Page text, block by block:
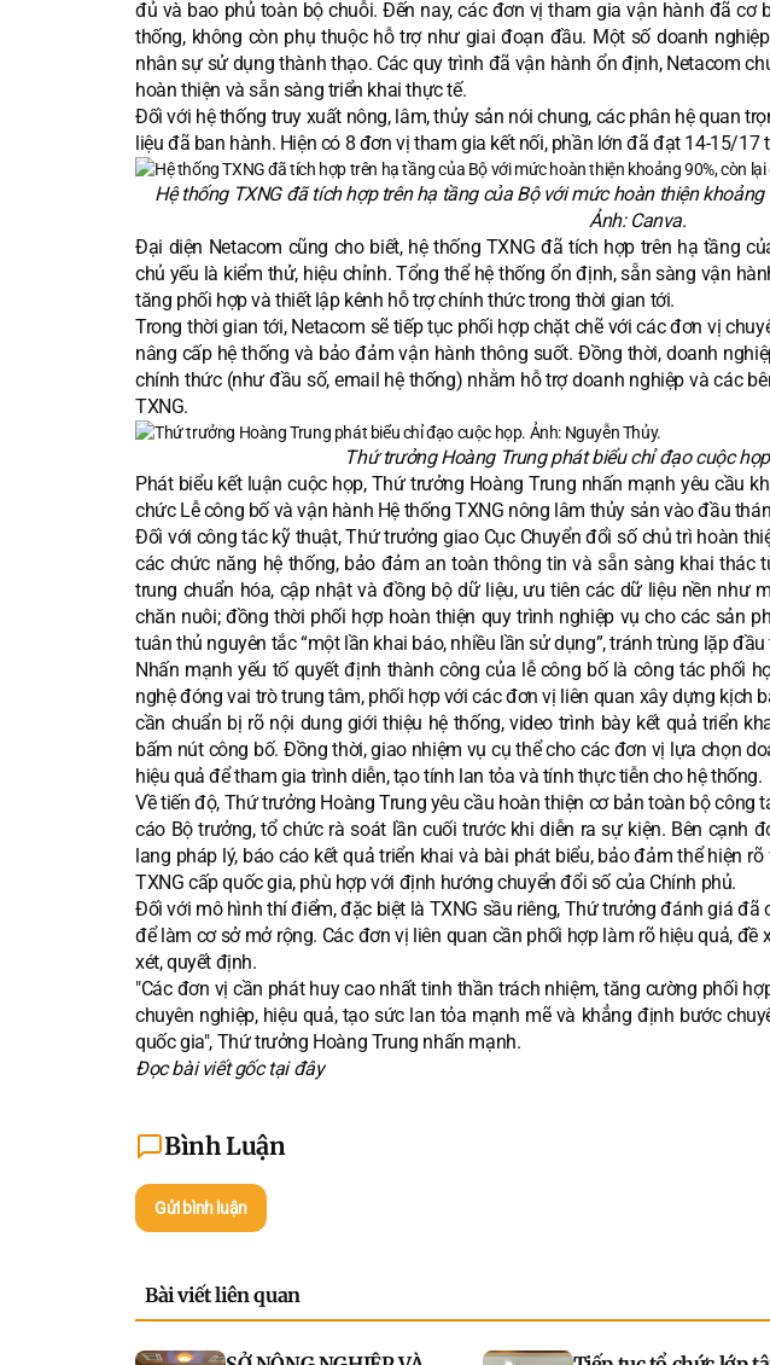
đủ và bao phủ toàn bộ chuỗi. Đến nay, các đơn vị tham gia vận hành đã cơ
thống, không còn phụ thuộc hỗ trợ như giai đoạn đầu. Một số doanh
nhân sự sử dụng thành thạo. Các quy trình đã vận hành ổn định, Netacom
hoàn thiện và sẵn sàng triển khai thực tế.
Đối với hệ thống truy xuất nông, lâm, thủy sản nói chung, các phân hệ quan
liệu đã ban hành. Hiện có 8 đơn vị tham gia kết nối, phần lớn đã đạt 14-15/
Hệ thống TXNG đã tích hợp trên hạ tầng của Bộ với mức hoàn thiện
Ảnh: Canva.
Đại diện Netacom cũng cho biết, hệ thống TXNG đã tích hợp trên hạ tầng
chủ yếu là kiểm thử, hiệu chỉnh. Tổng thể hệ thống ổn định, sẵn sàng vận
tăng phối hợp và thiết lập kênh hỗ trợ chính thức trong thời gian tới.
Trong thời gian tới, Netacom sẽ tiếp tục phối hợp chặt chẽ với các đơn vị
nâng cấp hệ thống và bảo đảm vận hành thông suốt. Đồng thời, doanh
chính thức (như đầu số, email hệ thống) nhằm hỗ trợ doanh nghiệp và các
TXNG.
Thứ trưởng Hoàng Trung phát biểu chỉ đạo cuộc
Phát biểu kết luận cuộc họp, Thứ trưởng Hoàng Trung nhấn mạnh yêu cầu
chức Lễ công bố và vận hành Hệ thống TXNG nông lâm thủy sản vào đầu
Đối với công tác kỹ thuật, Thứ trưởng giao Cục Chuyển đổi số chủ trì hoàn
các chức năng hệ thống, bảo đảm an toàn thông tin và sẵn sàng khai thác
trung chuẩn hóa, cập nhật và đồng bộ dữ liệu, ưu tiên các dữ liệu nền như
chăn nuôi; đồng thời phối hợp hoàn thiện quy trình nghiệp vụ cho các sản
tuân thủ nguyên tắc “một lần khai báo, nhiều lần sử dụng”, tránh trùng lặp đầu
Nhấn mạnh yếu tố quyết định thành công của lễ công bố là công tác phối
nghệ đóng vai trò trung tâm, phối hợp với các đơn vị liên quan xây dựng kịch
cần chuẩn bị rõ nội dung giới thiệu hệ thống, video trình bày kết quả triển
bấm nút công bố. Đồng thời, giao nhiệm vụ cụ thể cho các đơn vị lựa chọn
hiệu quả để tham gia trình diễn, tạo tính lan tỏa và tính thực tiễn cho hệ thống.
Về tiến độ, Thứ trưởng Hoàng Trung yêu cầu hoàn thiện cơ bản toàn bộ công
cáo Bộ trưởng, tổ chức rà soát lần cuối trước khi diễn ra sự kiện. Bên cạnh
lang pháp lý, báo cáo kết quả triển khai và bài phát biểu, bảo đảm thể hiện
TXNG cấp quốc gia, phù hợp với định hướng chuyển đổi số của Chính phủ.
Đối với mô hình thí điểm, đặc biệt là TXNG sầu riêng, Thứ trưởng đánh giá đã
để làm cơ sở mở rộng. Các đơn vị liên quan cần phối hợp làm rõ hiệu quả,
xét, quyết định.
"Các đơn vị cần phát huy cao nhất tinh thần trách nhiệm, tăng cường phối
chuyên nghiệp, hiệu quả, tạo sức lan tỏa mạnh mẽ và khẳng định bước
quốc gia", Thứ trưởng Hoàng Trung nhấn mạnh.
Đọc bài viết gốc tạiđây
Bình Luận
Gửi bình luận
Bài viết liên quan